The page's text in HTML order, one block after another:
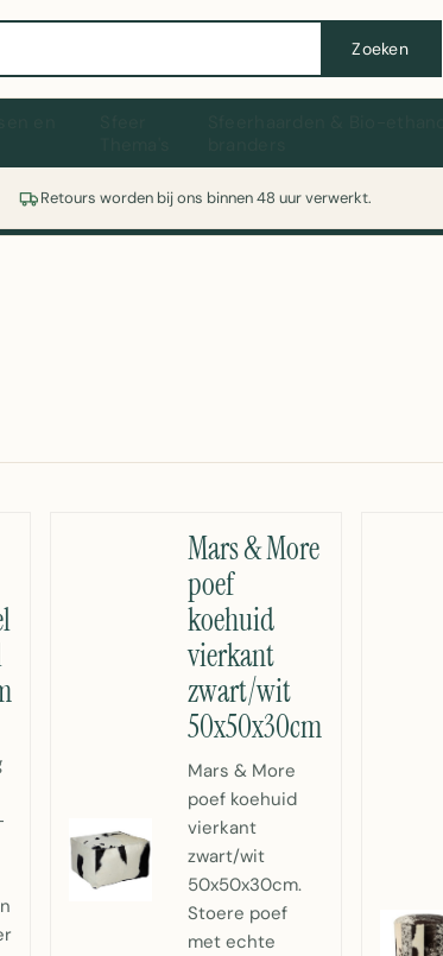
Zoeken
Retours worden bij ons binnen 48 uur verwerkt.
of koelkast nodig? Vergelijk alle prijzen op Witgoedaanbod.nl
Mars & More
poef
koehuid
vierkant
zwart/wit
50x50x30cm
Mars & More
poef koehuid
vierkant
zwart/wit
50x50x30cm.
Stoere poef
met echte